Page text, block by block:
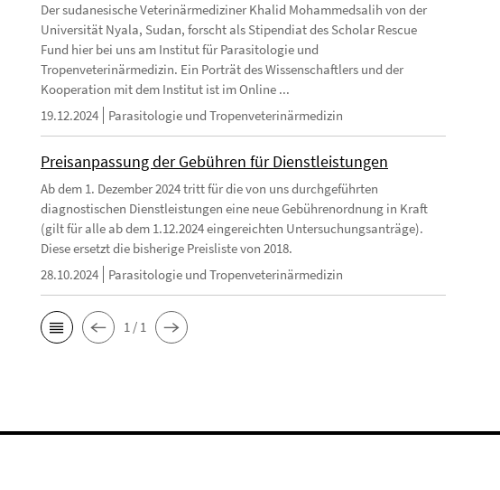
Der sudanesische Veterinärmediziner Khalid Mohammedsalih von der
Universität Nyala, Sudan, forscht als Stipendiat des Scholar Rescue
Fund hier bei uns am Institut für Parasitologie und
Tropenveterinärmedizin. Ein Porträt des Wissenschaftlers und der
Kooperation mit dem Institut ist im Online ...
19.12.2024
Parasitologie und Tropenveterinärmedizin
Preisanpassung der Gebühren für Dienstleistungen
Ab dem 1. Dezember 2024 tritt für die von uns durchgeführten
diagnostischen Dienstleistungen eine neue Gebührenordnung in Kraft
(gilt für alle ab dem 1.12.2024 eingereichten Untersuchungsanträge).
Diese ersetzt die bisherige Preisliste von 2018.
28.10.2024
Parasitologie und Tropenveterinärmedizin
1 / 1